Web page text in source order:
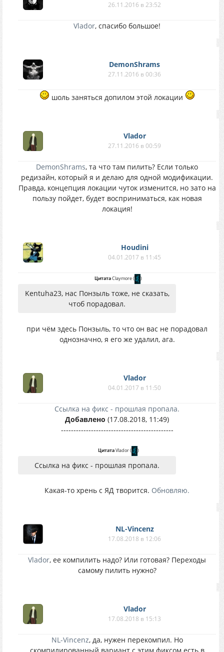
26.11.2016 в 23:52
Vlador, спасибо большое!
DemonShrams
27.11.2016 в 00:36
шоль заняться допилом этой локации
Vlador
27.11.2016 в 00:59
DemonShrams, та что там пилить? Если только
редизайн, который я и делаю для одной модификации.
Правда, концепция локации чуток изменится, но зато на
пользу пойдет, будет восприниматься, как новая
локация!
Houdini
04.01.2017 в 11:45
ЦитатаClaymore( )
Kentuha23, нас Понзыль тоже, не сказать,
чтоб порадовал.
при чём здесь Понзыль, то что он вас не порадовал
однозначно, я его же удалил, ага.
Vlador
04.01.2017 в 11:50
Ссылка на фикс - прошлая пропала.
Добавлено (17.08.2018, 11:49)
---------------------------------------------
ЦитатаVlador( )
Ссылка на фикс - прошлая пропала.
Какая-то хрень с ЯД творится. Обновляю.
NL-Vincenz
17.08.2018 в 12:06
Vlador, ее компилить надо? Или готовая? Переходы
самому пилить нужно?
Vlador
17.08.2018 в 15:13
NL-Vincenz, да, нужен перекомпил. Но